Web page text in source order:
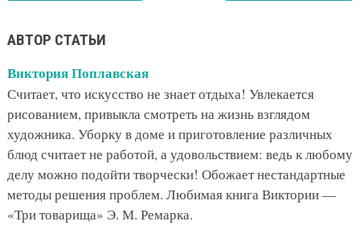
АВТОР СТАТЬИ
Виктория Поплавская
Считает, что искусство не знает отдыха! Увлекается
рисованием, привыкла смотреть на жизнь взглядом
художника. Уборку в доме и приготовление различных
блюд считает не работой, а удовольствием: ведь к любому
делу можно подойти творчески! Обожает нестандартные
методы решения проблем. Любимая книга Виктории —
«Три товарища» Э. М. Ремарка.